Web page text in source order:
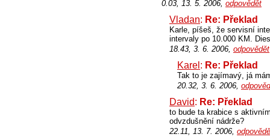
0.03, 13. 5. 2006, odpovědět
Vladan: Re: Překlad
Karle, píšeš, že servisní
intervaly po 10.000 KM.
18.43, 3. 6. 2006, odpovědět
Karel : Re: Překlad
Tak to je zajímavý, já
20.32, 3. 6. 2006,
David: Re: Překlad
to bude ta krabice s
odvzdušnění nádrže?
22.11, 13. 7. 2006,